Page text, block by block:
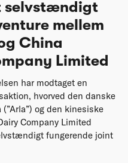
selvstændigt
mellem
China
Limited
har modtaget en
hvorved den danske
og den kinesiske
Company Limited
fungerende joint